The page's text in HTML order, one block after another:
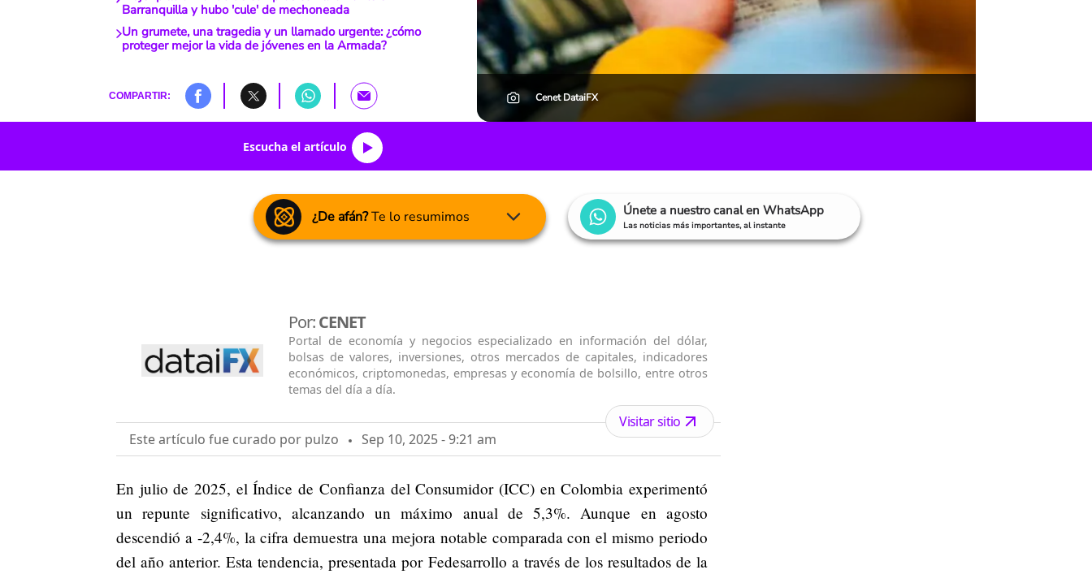
Barranquilla y hubo 'cule' de mechoneada
Un grumete, una tragedia y un llamado urgente: ¿cómo
proteger mejor la vida de jóvenes en la Armada?
COMPARTIR: Cenet DataiFX
Escucha el artículo
¿De afán?Te lo resumimos Únete a nuestro canal en WhatsApp
Las noticias más importantes, al instante
Por:CENET
Portal de economía y negocios especializado en información del dólar,
bolsas de valores, inversiones, otros mercados de capitales, indicadores
económicos, criptomonedas, empresas y economía de bolsillo, entre otros
temas del día a día.
Este artículo fue curado por pulzo Sep 10, 2025 - 9:21 am
Visitar sitio
En julio de 2025, el Índice de Confianza del Consumidor (ICC) en Colombia experimentó
un repunte significativo, alcanzando un máximo anual de 5,3%. Aunque en agosto
descendió a -2,4%, la cifra demuestra una mejora notable comparada con el mismo periodo
del año anterior. Esta tendencia, presentada por Fedesarrollo a través de los resultados de la